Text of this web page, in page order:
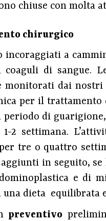
chiuse con molta
chirurgico
incoraggiati a
coaguli di sangue.
monitorati dai
per il trattamento
periodo di
2 settimana.
tre o quattro
in seguito,
e di
una dieta equilibrata
preventivo